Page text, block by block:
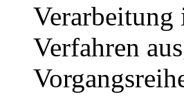
Verfahren